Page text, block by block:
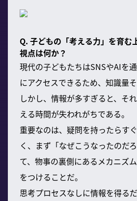
Q. 子どもの「考える力」を育む
視点は何か？
現代の子どもたちはSNSやAIを
にアクセスできるため、知識量
しかし、情報が多すぎると、そ
える時間が失われがちである。
重要なのは、疑問を持ったらす
く、まず「なぜこうなったのだ
て、物事の裏側にあるメカニズ
をつけることだ。
思考プロセスなしに情報を得る